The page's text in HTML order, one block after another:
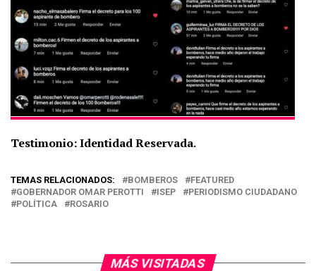
Testimonio: Identidad Reservada.
TEMAS RELACIONADOS: BOMBEROS
FEATURED
GOBERNADOR OMAR PEROTTI
ISEP
PERIODISMO CIUDADANO
POLÍTICA
ROSARIO
MÁS VISITADAS